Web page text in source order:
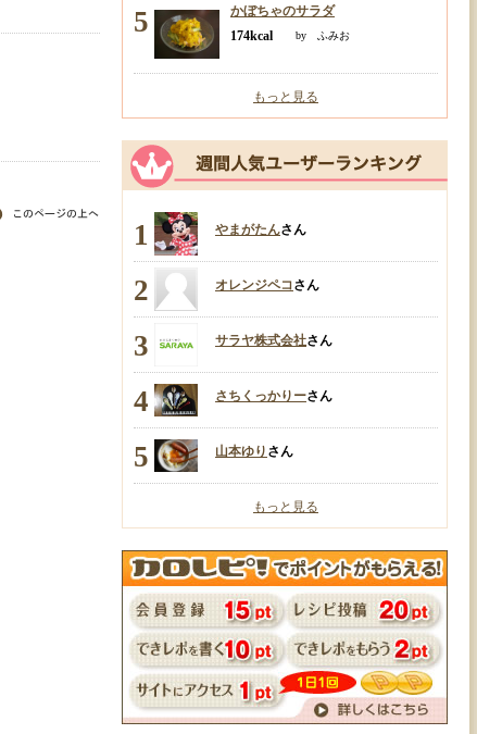
5
かぼちゃのサラダ
174kcal
by ふみお
もっと見る
1 やまがたんさん
2 オレンジペコさん
3 サラヤ株式会社さん
4 さちくっかりーさん
5 山本ゆり さん
もっと見る